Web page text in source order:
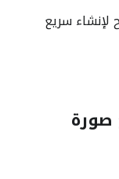
لإنشاء سريع
صورة